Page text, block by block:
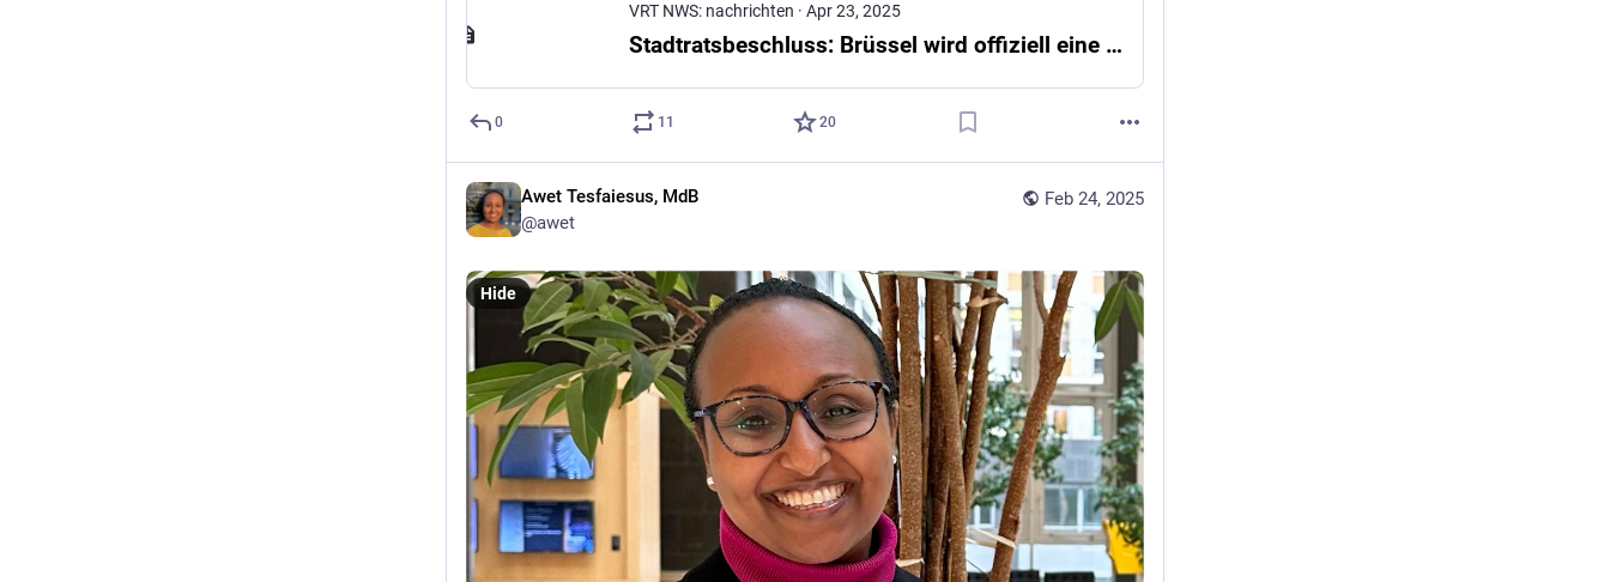
VRT NWS: nachrichten · Apr 23, 2025
Stadtratsbeschluss: Brüssel wird offiziell eine „antifaschistische Stadt“
0 11 20
Feb 24, 2025
Awet Tesfaiesus, MdB
@awet
Hide